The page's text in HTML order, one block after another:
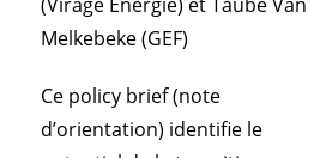
Melkebeke (GEF)
Ce policy brief (note
d’orientation) identifie le